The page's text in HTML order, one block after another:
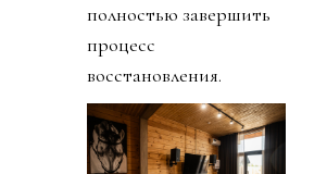
полностью завершить
процесс
восстановления.